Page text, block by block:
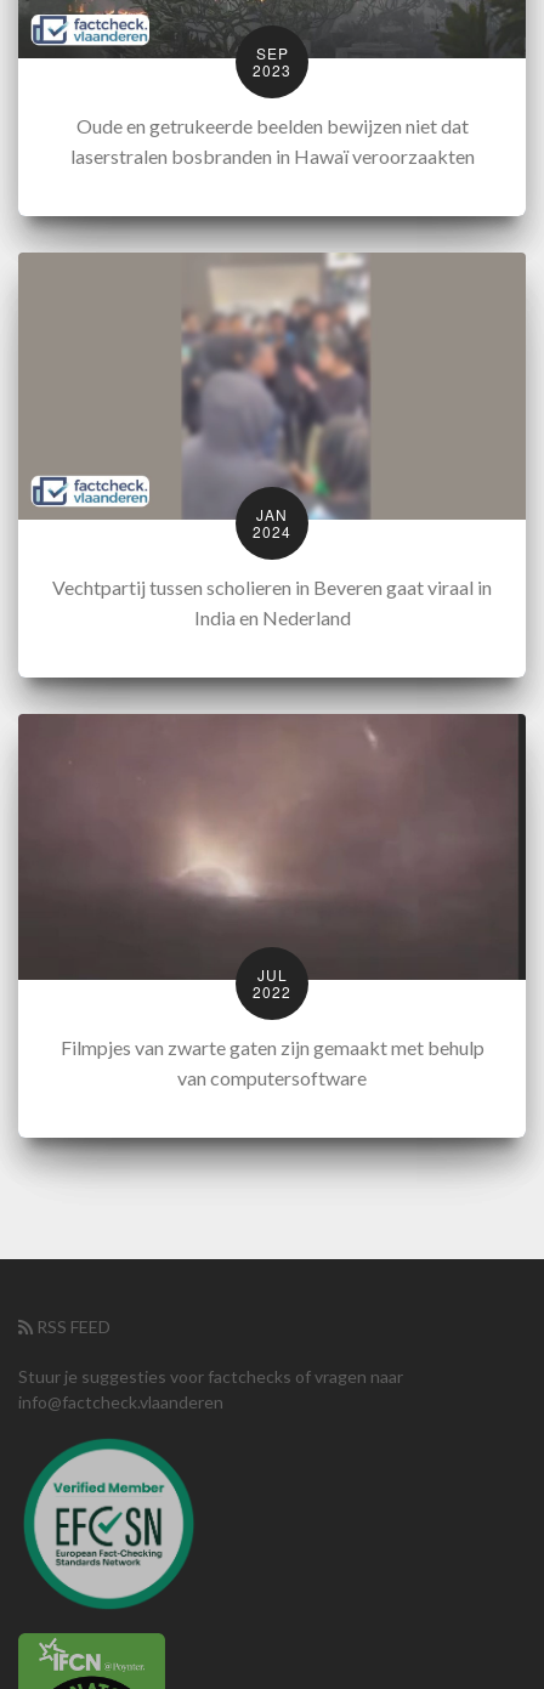
SEP
2023
Oude en getrukeerde beelden bewijzen niet dat
laserstralen bosbranden in Hawaï veroorzaakten
JAN
2024
Vechtpartij tussen scholieren in Beveren gaat viraal in
India en Nederland
JUL
2022
Filmpjes van zwarte gaten zijn gemaakt met behulp
van computersoftware
RSS FEED
Stuur je suggesties voor factchecks of vragen naar
info@factcheck.vlaanderen